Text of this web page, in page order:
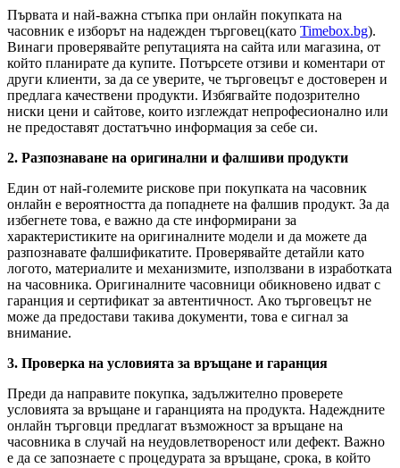
Първата и най-важна стъпка при онлайн покупката на
часовник е изборът на надежден търговец(като Timebox.bg).
Винаги проверявайте репутацията на сайта или магазина, от
който планирате да купите. Потърсете отзиви и коментари от
други клиенти, за да се уверите, че търговецът е достоверен и
предлага качествени продукти. Избягвайте подозрително
ниски цени и сайтове, които изглеждат непрофесионално или
не предоставят достатъчно информация за себе си.
2. Разпознаване на оригинални и фалшиви продукти
Един от най-големите рискове при покупката на часовник
онлайн е вероятността да попаднете на фалшив продукт. За да
избегнете това, е важно да сте информирани за
характеристиките на оригиналните модели и да можете да
разпознавате фалшификатите. Проверявайте детайли като
логото, материалите и механизмите, използвани в изработката
на часовника. Оригиналните часовници обикновено идват с
гаранция и сертификат за автентичност. Ако търговецът не
може да предостави такива документи, това е сигнал за
внимание.
3. Проверка на условията за връщане и гаранция
Преди да направите покупка, задължително проверете
условията за връщане и гаранцията на продукта. Надеждните
онлайн търговци предлагат възможност за връщане на
часовника в случай на неудовлетвореност или дефект. Важно
е да се запознаете с процедурата за връщане, срока, в който